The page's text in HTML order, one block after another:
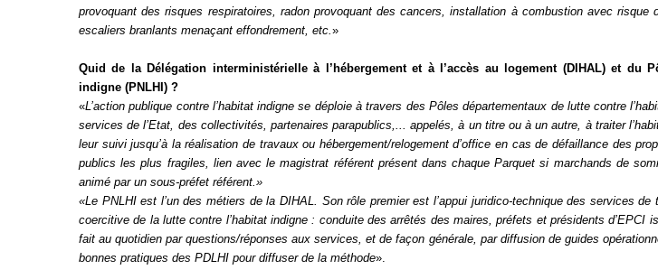
provoquant des risques respiratoires, radon provoquant des cancers, installation à combustion avec risque
escaliers branlants menaçant effondrement, etc. »
Quid de la Délégation interministérielle à l’hébergement et à l’accès au logement (DIHAL) et du
indigne (PNLHI) ?
«L’action publique contre l’habitat indigne se déploie à travers des Pôles départementaux de lutte contre
services de l’Etat, des collectivités, partenaires parapublics,... appelés, à un titre ou à un autre, à traiter
leur suivi jusqu’à la réalisation de travaux ou hébergement/relogement d’office en cas de défaillance des
publics les plus fragiles, lien avec le magistrat référent présent dans chaque Parquet si marchands de
animé par un sous-préfet référent.»
«Le PNLHI est l’un des métiers de la DIHAL. Son rôle premier est l’appui juridico-technique des services
coercitive de la lutte contre l’habitat indigne : conduite des arrêtés des maires, préfets et présidents d’EPCI
fait au quotidien par questions/réponses aux services, et de façon générale, par diffusion de guides
bonnes pratiques des PDLHI pour diffuser de la méthode».